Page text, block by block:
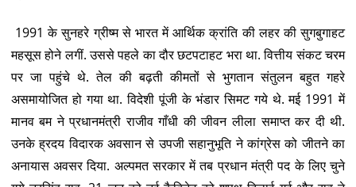
1991 के सुनहरे ग्रीष्म से भारत में आर्थिक क्रांति की लहर की सुगबुगाहट
महसूस होने लगीं. उससे पहले का दौर छटपटाहट भरा था. वित्तीय संकट चरम
पर जा पहुंचे थे. तेल की बढ़ती कीमतों से भुगतान संतुलन बहुत गहरे
असमायोजित हो गया था. विदेशी पूंजी के भंडार सिमट गये थे. मई 1991 में
मानव बम ने प्रधानमंत्री राजीव गाँधी की जीवन लीला समाप्त कर दी थी.
उनके ह्रदय विदारक अवसान से उपजी सहानुभूति ने कांग्रेस को जीतने का
अनायास अवसर दिया. अल्पमत सरकार में तब प्रधान मंत्री पद के लिए चुने